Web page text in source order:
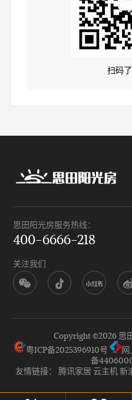
扫码
思田阳光房服务热线：
400-6666-218
关注我们
Copyright ©2026 思
粤ICP备2025396910号
网
备
友情链接： 腾讯家居 云主机新